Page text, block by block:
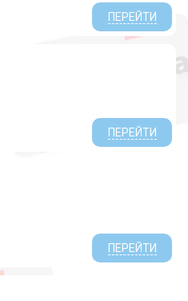
ПЕРЕЙТИ
ПЕРЕЙТИ
ПЕРЕЙТИ